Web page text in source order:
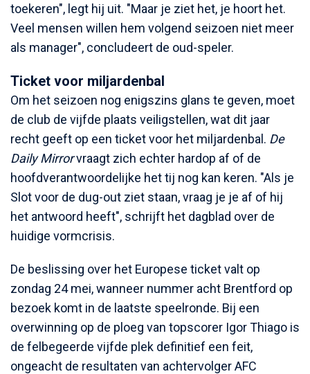
toekeren", legt hij uit. "Maar je ziet het, je hoort het.
Veel mensen willen hem volgend seizoen niet meer
als manager", concludeert de oud-speler.
Ticket voor miljardenbal
Om het seizoen nog enigszins glans te geven, moet
de club de vijfde plaats veiligstellen, wat dit jaar
recht geeft op een ticket voor het miljardenbal. De
Daily Mirrorvraagt zich echter hardop af of de
hoofdverantwoordelijke het tij nog kan keren. "Als je
Slot voor de dug-out ziet staan, vraag je je af of hij
het antwoord heeft", schrijft het dagblad over de
huidige vormcrisis.
De beslissing over het Europese ticket valt op
zondag 24 mei, wanneer nummer acht Brentford op
bezoek komt in de laatste speelronde. Bij een
overwinning op de ploeg van topscorer Igor Thiago is
de felbegeerde vijfde plek definitief een feit,
ongeacht de resultaten van achtervolger AFC